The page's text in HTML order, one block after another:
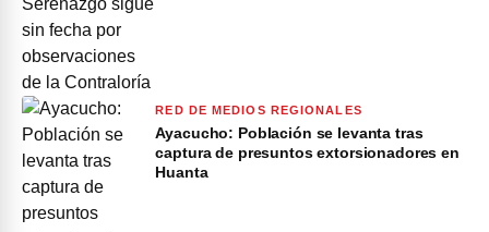
RED DE MEDIOS REGIONALES
Ayacucho: Población se levanta tras
captura de presuntos extorsionadores en
Huanta